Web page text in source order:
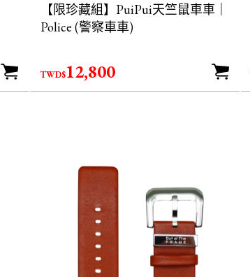
【限珍藏組】PuiPui天竺鼠車車｜
Police (警察車車)
TWD$12,800